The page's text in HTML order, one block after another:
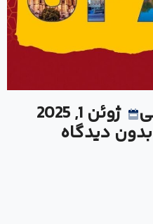
ژوئن 1, 2025
بدون دیدگاه